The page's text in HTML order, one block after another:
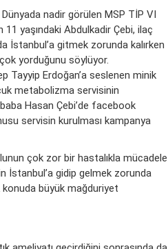
nadir görülen MSP TİP VI
11 yaşındaki Abdulkadir Çebi, ilaç
İstanbul’a gitmek zorunda kalırken
yorduğunu söylüyor.
Tayyip Erdoğan’a seslenen minik
metabolizma servisinin
Hasan Çebi’de facebook
servisin kurulması kampanya
çok zor bir hastalıkla mücadele
İstanbul’a gidip gelmek zorunda
konuda büyük mağduriyet